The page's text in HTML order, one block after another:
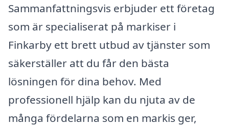
Sammanfattningsvis erbjuder ett företag
som är specialiserat på markiser i
Finkarby ett brett utbud av tjänster som
säkerställer att du får den bästa
lösningen för dina behov. Med
professionell hjälp kan du njuta av de
många fördelarna som en markis ger,